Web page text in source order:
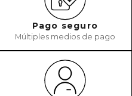
Pago seguro
Múltiples medios de pago